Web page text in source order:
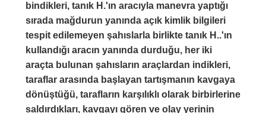
bindikleri, tanık H.'ın aracıyla manevra yaptığı
sırada mağdurun yanında açık kimlik bilgileri
tespit edilemeyen şahıslarla birlikte tanık H..'ın
kullandığı aracın yanında durduğu, her iki
araçta bulunan şahısların araçlardan indikleri,
taraflar arasında başlayan tartışmanın kavgaya
dönüştüğü, tarafların karşılıklı olarak birbirlerine
saldırdıkları, kavgayı gören ve olay yerinin